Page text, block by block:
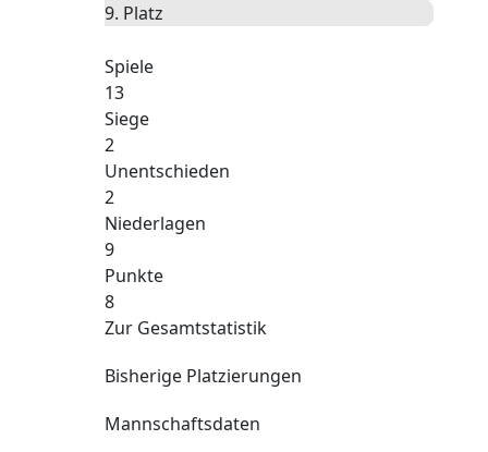
9. Platz
Spiele
13
Siege
2
Unentschieden
2
Niederlagen
9
Punkte
8
Zur Gesamtstatistik
Bisherige Platzierungen
Mannschaftsdaten